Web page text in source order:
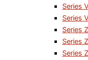
Series
Series
Series
Series
Series